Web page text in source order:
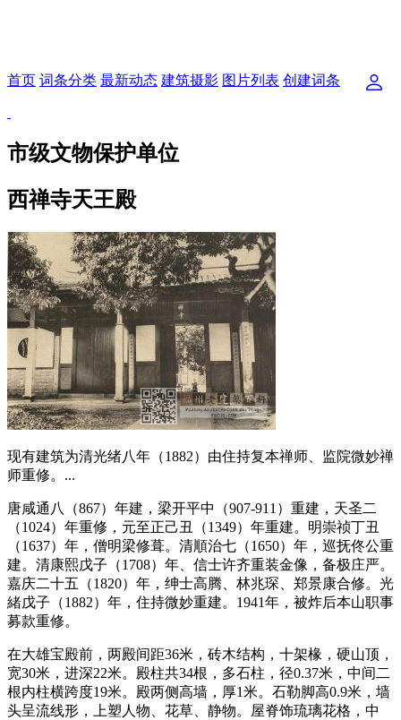
首页 词条分类 最新动态 建筑摄影 图片列表 创建词条
市级文物保护单位
西禅寺天王殿
现有建筑为清光绪八年（1882）由住持复本禅师、监院微妙禅
师重修。...
唐咸通八（867）年建，梁开平中（907-911）重建，天圣二
（1024）年重修，元至正己丑（1349）年重建。明崇祯丁丑
（1637）年，僧明梁修葺。清順治七（1650）年，巡抚佟公重
建。清康熙戊子（1708）年、信士许齐重装金像，备极庄严。
嘉庆二十五（1820）年，绅士高腾、林兆琛、郑景康合修。光
緒戊子（1882）年，住持微妙重建。1941年，被炸后本山职事
募款重修。
在大雄宝殿前，两殿间距36米，砖木结构，十架椽，硬山顶，
宽30米，进深22米。殿柱共34根，多石柱，径0.37米，中间二
根内柱横跨度19米。殿两侧高墙，厚1米。石勒脚高0.9米，墙
头呈流线形，上塑人物、花草、静物。屋脊饰琉璃花格，中